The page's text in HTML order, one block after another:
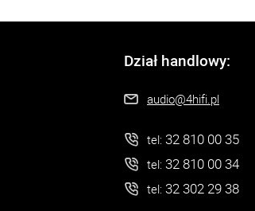
Dział handlowy:
audio@4hifi.pl
tel: 32 810 00 35
tel: 32 810 00 34
tel: 32 302 29 38